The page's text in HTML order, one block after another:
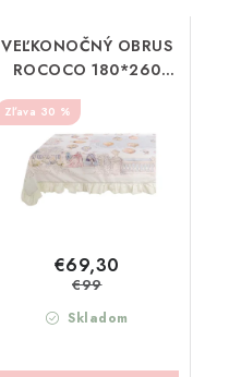
VEĽKONOČNÝ OBRUS
ROCOCO 180*260
BLANC MARICLO
(A39662)
30 %
Skladom
€69,30
€99